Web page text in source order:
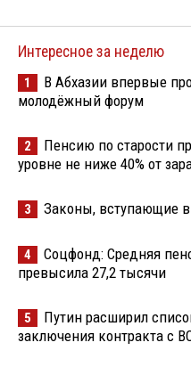
Интересное за неделю
1
В Абхазии впервые
молодёжный форум
2
Пенсию по старости
уровне не ниже 40% от
3 Законы, вступающие в
4
Соцфонд: Средняя
превысила 27,2 тысячи
5
Путин расширил
заключения контракта с